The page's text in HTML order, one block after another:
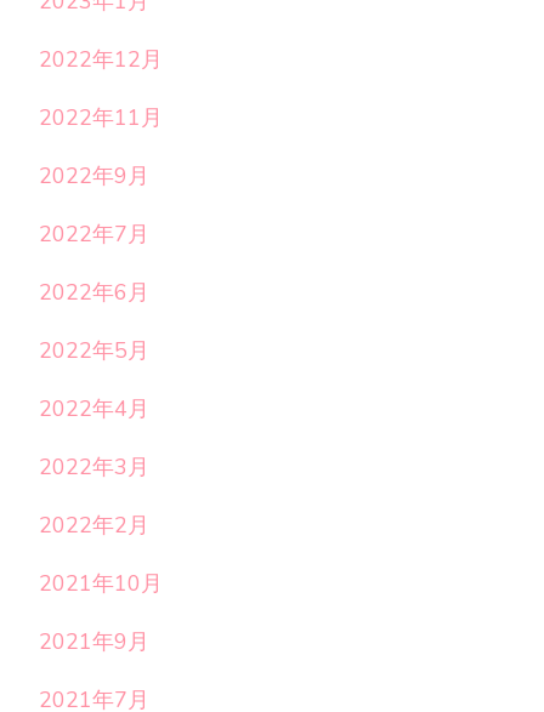
2022年12月
2022年11月
2022年9月
2022年7月
2022年6月
2022年5月
2022年4月
2022年3月
2022年2月
2021年10月
2021年9月
2021年7月